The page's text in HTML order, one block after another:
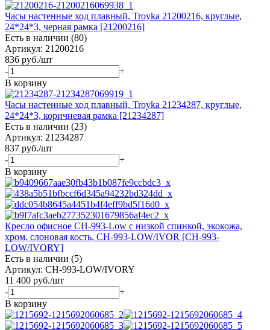
Часы настенные ход плавный, Troyka 21200216, круглые,
24*24*3, черная рамка [21200216]
Есть в наличии (80)
Артикул: 21200216
836 руб./шт
-
+
В корзину
Часы настенные ход плавный, Troyka 21234287, круглые,
24*24*3, коричневая рамка [21234287]
Есть в наличии (23)
Артикул: 21234287
837 руб./шт
-
+
В корзину
Кресло офисное CH-993-Low с низкой спинкой, экокожа,
хром, слоновая кость, CH-993-LOW/IVOR [CH-993-
LOW/IVORY]
Есть в наличии (5)
Артикул: CH-993-LOW/IVORY
11 400 руб./шт
-
+
В корзину